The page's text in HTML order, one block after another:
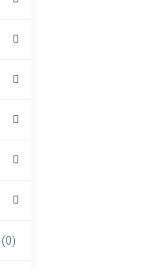
(0)